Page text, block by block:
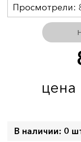
цена
Просмотрели:
В наличии: 0